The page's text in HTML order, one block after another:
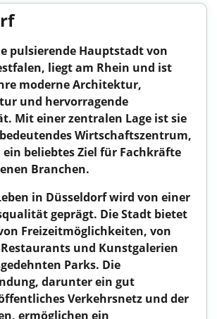
pulsierende Hauptstadt von
liegt am Rhein und ist
moderne Architektur,
und hervorragende
Mit einer zentralen Lage ist sie
Wirtschaftszentrum,
beliebtes Ziel für Fachkräfte
Branchen.
in Düsseldorf wird von einer
geprägt. Die Stadt bietet
Freizeitmöglichkeiten, von
und Kunstgalerien
Parks. Die
darunter ein gut
Verkehrsnetz und der
ermöglichen ein